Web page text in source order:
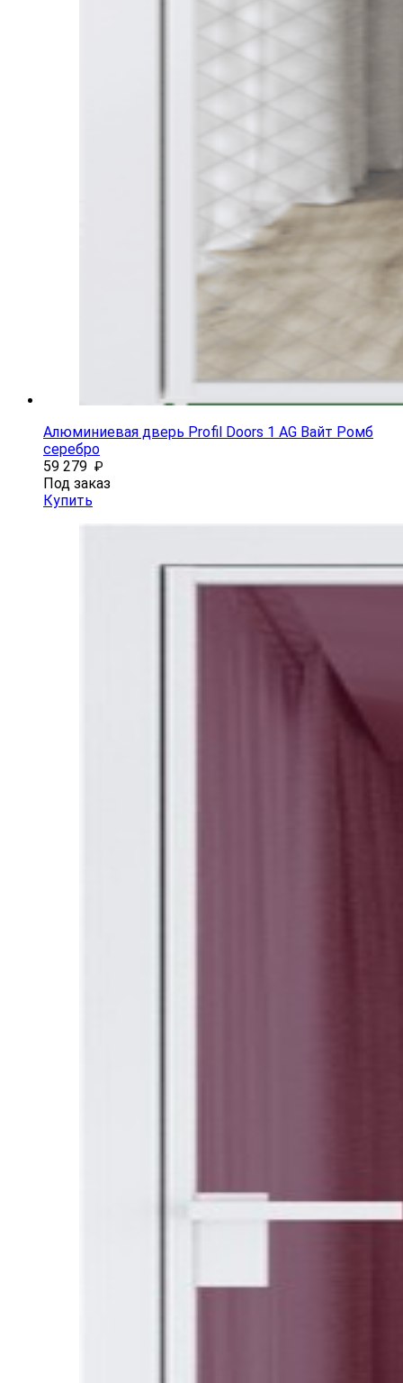
Алюминиевая дверь Profil Doors 1 AG Вайт Ромб
серебро
59 279 ₽
Под заказ
Купить